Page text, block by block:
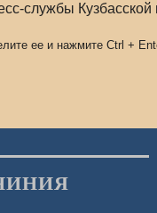
службы Кузбасской
ее и нажмите Ctrl +